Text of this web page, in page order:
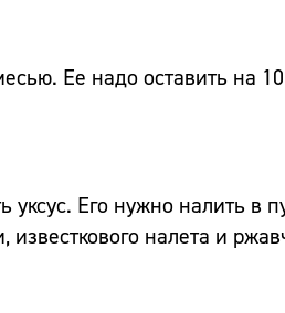
Ее надо оставить на
Его нужно налить в
известкового налета и